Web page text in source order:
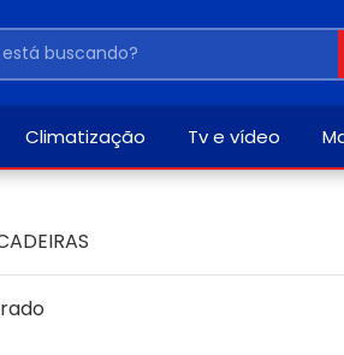
Climatização Tv e vídeo